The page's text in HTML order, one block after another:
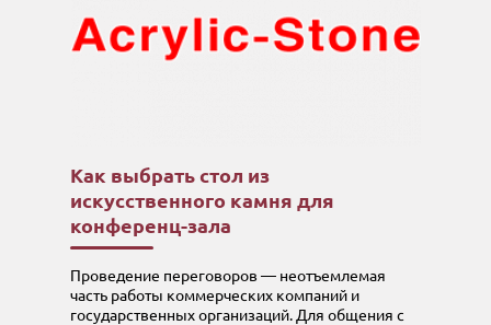
Как выбрать стол из
искусственного камня для
конференц-зала
Проведение переговоров — неотъемлемая
часть работы коммерческих компаний и
государственных организаций. Для общения с